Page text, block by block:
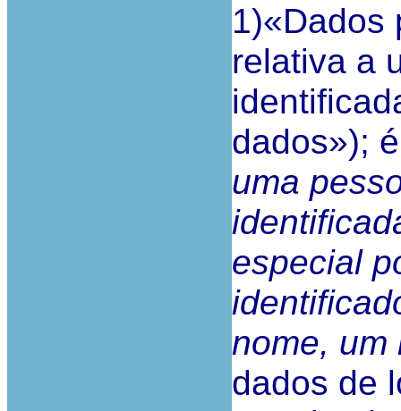
1)«Dados
relativa a
dados»);
uma
especial
nome, um
dados de